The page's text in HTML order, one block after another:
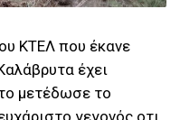
ΚΤΕΛ που έκανε
έχει
μετέδωσε το